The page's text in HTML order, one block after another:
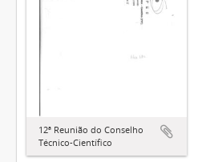
12ª Reunião do Conselho
Técnico-Científico